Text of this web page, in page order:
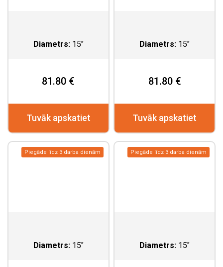
Diametrs:15"
81.80 €
Tuvāk apskatiet
Diametrs: 15"
81.80 €
Tuvāk apskatiet
Piegāde līdz 3 darba dienām
Diametrs:15"
Piegāde līdz 3 darba dienām
Diametrs: 15"